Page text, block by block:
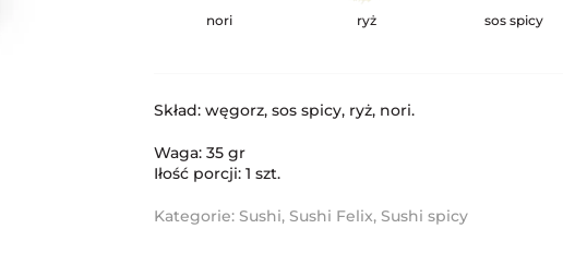
nori ryż sos spicy
Skład: węgorz, sos spicy, ryż, nori.
Waga: 35 gr
Iłość porcji: 1 szt.
Kategorie:Sushi,Sushi Felix,Sushi spicy